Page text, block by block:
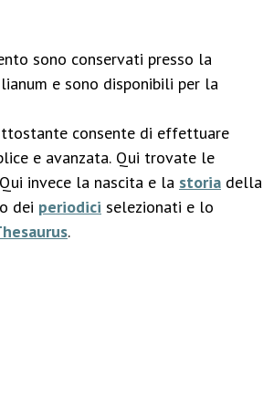
sono conservati presso la
e sono disponibili per la
consente di effettuare
e avanzata. Qui trovate le
invece la nascita e la storia della
dei periodici selezionati e lo
.